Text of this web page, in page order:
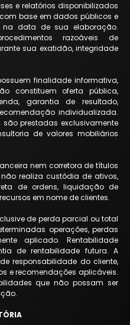
e relatórios disponibilizados
com base em dados públicos e
na data de sua elaboração.
razoáveis de
sua exatidão, integridade
finalidade informativa,
constituem oferta pública,
garantia de resultado,
individualizada.
prestadas exclusivamente
de valores mobiliários
nem corretora de títulos
realiza custódia de ativos,
de ordens, liquidação de
em nome de clientes.
de perda parcial ou total
operações, perdas
aplicado. Rentabilidade
de rentabilidade futura. A
responsabilidade do cliente,
e recomendações aplicáveis.
que não possam ser